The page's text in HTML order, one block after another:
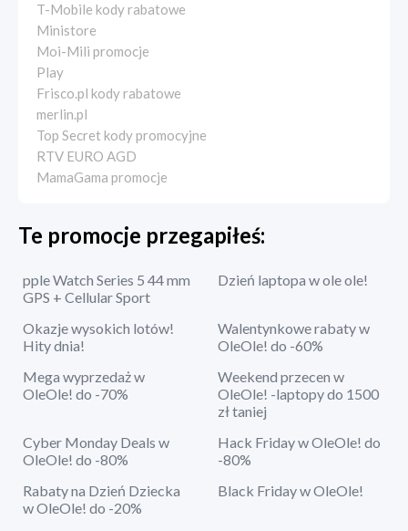
T-Mobile kody rabatowe
Ministore
Moi-Mili promocje
Play
Frisco.pl kody rabatowe
merlin.pl
Top Secret kody promocyjne
RTV EURO AGD
MamaGama promocje
Te promocje przegapiłeś:
pple Watch Series 5 44 mm
GPS + Cellular Sport
Dzień laptopa w ole ole!
Okazje wysokich lotów!
Hity dnia!
Walentynkowe rabaty w
OleOle! do -60%
Mega wyprzedaż w
OleOle! do -70%
Weekend przecen w
OleOle! -laptopy do 1500
zł taniej
Cyber Monday Deals w
OleOle! do -80%
Hack Friday w OleOle! do
-80%
Rabaty na Dzień Dziecka
w OleOle! do -20%
Black Friday w OleOle!